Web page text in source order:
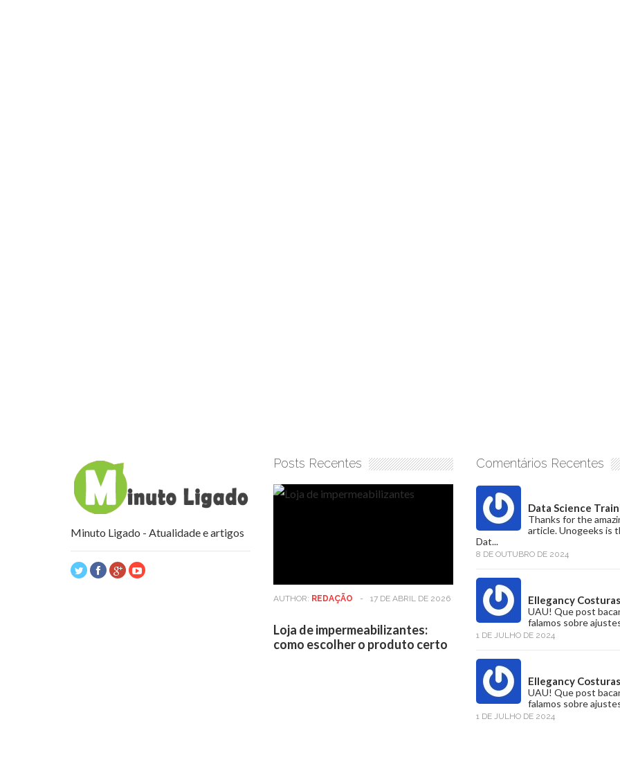
Minuto Ligado - Atualidade e artigos
Posts Recentes
AUTHOR: REDAÇÃO - 17 DE ABRIL DE 2026
Loja de impermeabilizantes:
como escolher o produto certo
Comentários Recentes
Data Science
Thanks for the
article. Unogeeks is
Dat...
8 DE OUTUBRO DE 2024
Ellegancy Costuras
UAU! Que post
falamos sobre
1 DE JULHO DE 2024
Ellegancy Costuras
UAU! Que post
falamos sobre
1 DE JULHO DE 2024